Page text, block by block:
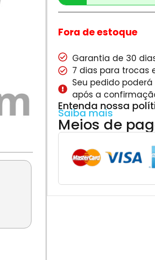
Fora de estoque
Garantia de 30
7 dias para trocas
Seu pedido
após a
Entenda nossa
Saiba mais
Meios de